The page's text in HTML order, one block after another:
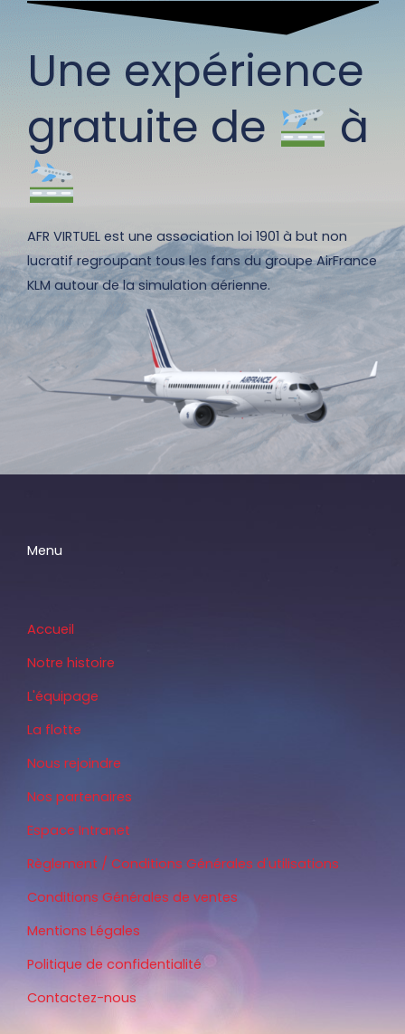
Une expérience
gratuite de
à
AFR VIRTUEL est une association loi 1901 à but non
lucratif regroupant tous les fans du groupe AirFrance
KLM autour de la simulation aérienne.
Menu
Accueil
Notre histoire
L'équipage
La flotte
Nous rejoindre
Nos partenaires
Espace Intranet
Règlement / Conditions Générales d'utilisations
Conditions Générales de ventes
Mentions Légales
Politique de confidentialité
Contactez-nous